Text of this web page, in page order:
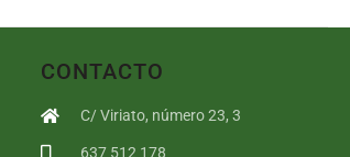
CONTACTO
C/ Viriato, número 23, 3
637 512 178